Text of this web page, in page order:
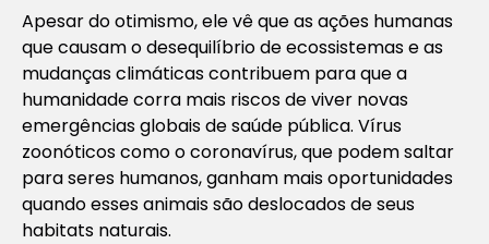
Apesar do otimismo, ele vê que as ações humanas
que causam o desequilíbrio de ecossistemas e as
mudanças climáticas contribuem para que a
humanidade corra mais riscos de viver novas
emergências globais de saúde pública. Vírus
zoonóticos como o coronavírus, que podem saltar
para seres humanos, ganham mais oportunidades
quando esses animais são deslocados de seus
habitats naturais.